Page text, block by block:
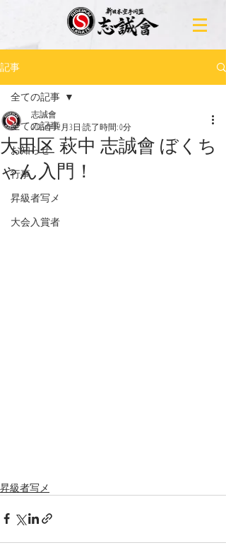
記事
全ての記事
お知らせ
行事
昇級者写メ
大会入賞者
全ての記事
大田区 萩中 志誠會 ぼくち
ゃん入門！
志誠會
2025年12月3日 読了時間: 0分
昇級者写メ